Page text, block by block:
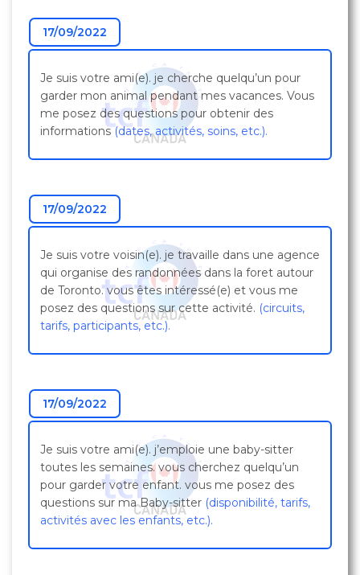
17/09/2022
Je suis votre ami(e). je cherche quelqu’un pour
garder mon animal pendant mes vacances. Vous
me posez des questions pour obtenir des
informations(dates, activités, soins, etc.).
17/09/2022
Je suis votre voisin(e). je travaille dans une agence
qui organise des randonnées dans la foret autour
de Toronto. vous êtes intéressé(e) et vous me
posez des questions sur cette activité. (circuits,
tarifs, participants, etc.).
17/09/2022
Je suis votre ami(e). j’emploie une baby-sitter
toutes les semaines. vous cherchez quelqu’un
pour garder votre enfant. vous me posez des
questions sur ma Baby-sitter (disponibilité, tarifs,
activités avec les enfants, etc.).